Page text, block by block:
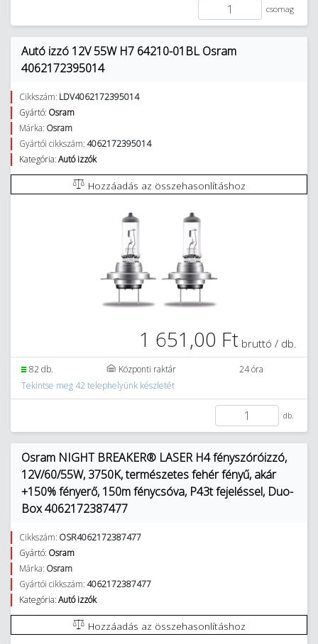
csomag
Autó izzó 12V 55W H7 64210-01BL Osram
4062172395014
Cikkszám: LDV4062172395014
Gyártó: Osram
Márka: Osram
Gyártói cikkszám:4062172395014
Kategória:Autó izzók
Hozzáadás az összehasonlításhoz
1 651,00 Ft bruttó / db.
82 db. Központi raktár
24 óra
Tekintse meg 42 telephelyünk készletét
db.
Osram NIGHT BREAKER® LASER H4 fényszóróizzó,
12V/60/55W, 3750K, természetes fehér fényű, akár
+150% fényerő, 150m fénycsóva, P43t fejeléssel, Duo-
Box 4062172387477
Cikkszám: OSR4062172387477
Gyártó: Osram
Márka: Osram
Gyártói cikkszám:4062172387477
Kategória:Autó izzók
Hozzáadás az összehasonlításhoz